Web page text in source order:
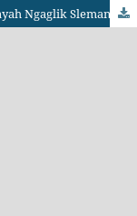
Ngaglik Sleman